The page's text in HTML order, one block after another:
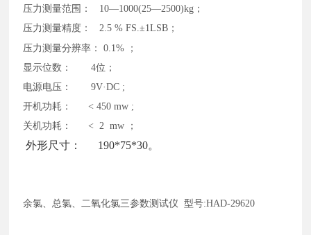
压力测量范围：
10—1000(25—2500)kg；
压力测量精度：
2.5 % FS.±1LSB；
压力测量分辨率：
0.1% ；
显示位数：
4位；
电源电压：
9V·DC ;
开机功耗：
< 450 mw ;
关机功耗：
< 2 mw ；
外形尺寸： 190*75*30。
余氯、总氯、二氧化氯三参数测试仪 型号:HAD-29620